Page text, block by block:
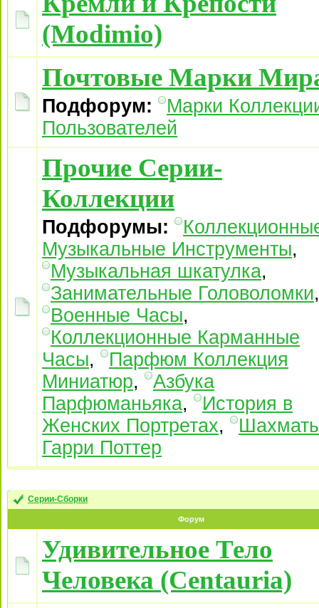
(Modimio)
Почтовые Марки
Подфорум:
Марки
Пользователей
Прочие Серии-
Коллекции
Подфорумы:
Музыкальные Инструменты,
Музыкальная шкатулка,
Занимательные Головоломки,
Военные Часы,
Коллекционные Карманные
Часы,
Парфюм Коллекция
Миниатюр,
Азбука
Парфюманьяка,
История в
Женских Портретах,
Гарри Поттер
Серии-Сборки
Форум
Удивительное Тело
Человека (Centauria)